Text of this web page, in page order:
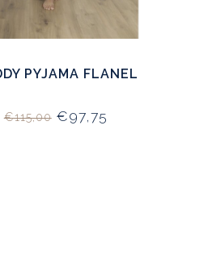
PYJAMA FLANEL
€115,00€97,75